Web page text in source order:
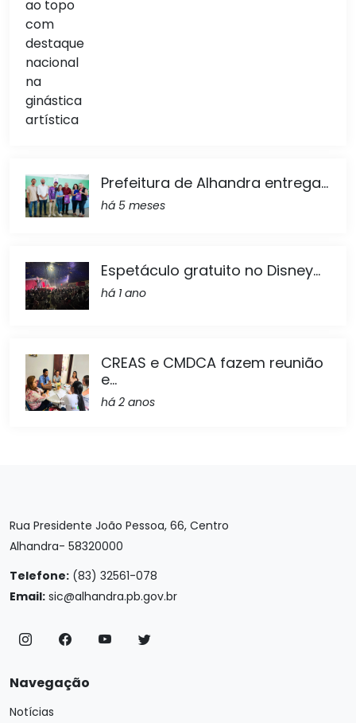
Prefeitura de Alhandra entrega...
há 5 meses
Espetáculo gratuito no Disney...
há 1 ano
CREAS e CMDCA fazem reunião
e...
há 2 anos
Rua Presidente João Pessoa, 66, Centro
Alhandra- 58320000
Telefone: (83) 32561-078
Email: sic@alhandra.pb.gov.br
Navegação
Notícias